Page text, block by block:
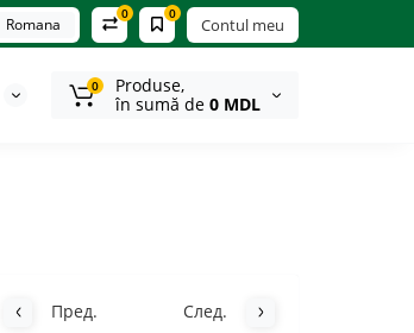
Contul meu
0
0
Romana
0
Produse,
în sumă de 0 MDL
Пред. След.